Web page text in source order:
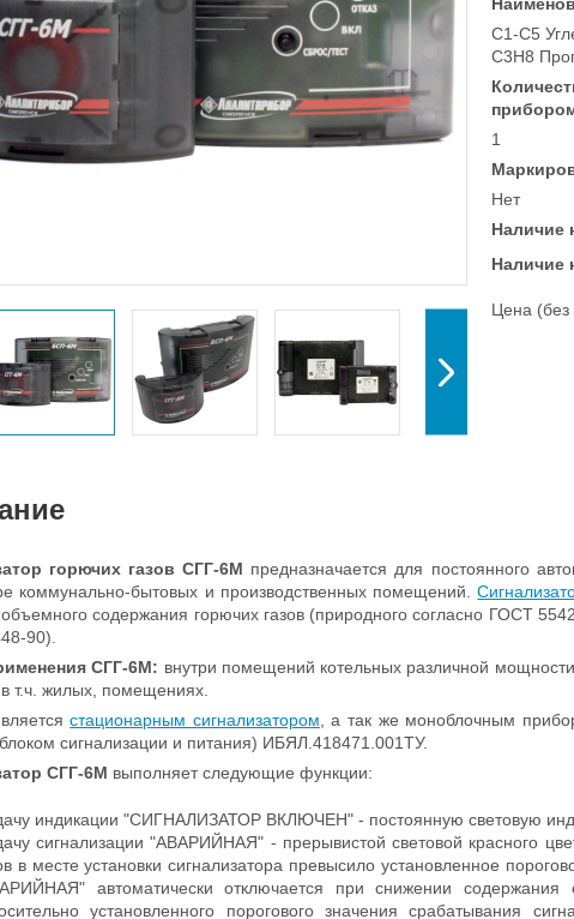
C1-C5
C3H8
1
Нет
Наличие
Наличие
Цена
горючих газов СГГ-6М предназначается для постоянного
коммунально-бытовых и производственных помещений.
содержания горючих газов (природного согласно ГОСТ
90).
СГГ-6М: внутри помещений котельных различной
т.ч. жилых, помещениях.
стационарным сигнализатором , а так же моноблочным
сигнализации и питания) ИБЯЛ.418471.001ТУ.
СГГ-6М выполняет следующие функции:
индикации "СИГНАЛИЗАТОР ВКЛЮЧЕН" - постоянную световую
сигнализации "АВАРИЙНАЯ" - прерывистой световой красного
в месте установки сигнализатора превысило установленное
автоматически отключается при снижении содержания
установленного порогового значения срабатывания